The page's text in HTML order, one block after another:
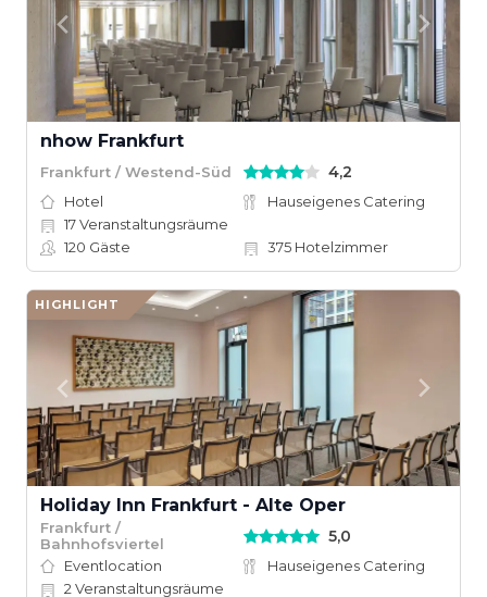
nhow Frankfurt
Frankfurt / Westend-Süd 4,2
Hotel
Hauseigenes Catering
17Veranstaltungsräume
120 Gäste 375 Hotelzimmer
HIGHLIGHT
Holiday Inn Frankfurt - Alte Oper
Frankfurt /
Bahnhofsviertel
5,0
Eventlocation
Hauseigenes Catering
2 Veranstaltungsräume